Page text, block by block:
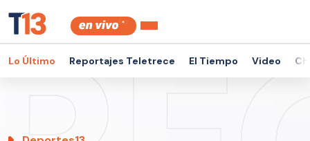
Lo Último Reportajes Teletrece El Tiempo Video